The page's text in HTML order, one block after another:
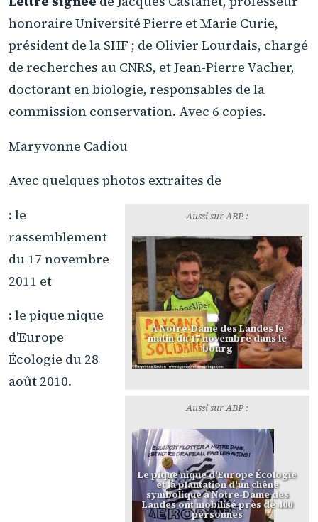
honoraire Université Pierre et Marie Curie,
président de la SHF ; de Olivier Lourdais, chargé
de recherches au CNRS, et Jean-Pierre Vacher,
doctorant en biologie, responsables de la
commission conservation. Avec 6 copies.
Maryvonne Cadiou
Avec quelques photos extraites de
Aussi sur ABP :
À Notre-Dame des Landes le
matin du 17 novembre dans le
bourg
: le
rassemblement
du 17 novembre
2011 et
Aussi sur ABP :
Le pique nique d'Europe Écologie
et la plantation d'un chêne
symbolique à Notre-Dame des
Landes ont mobilisé près de 400
personnes
: le pique nique
d'Europe
Écologie du 28
août 2010.